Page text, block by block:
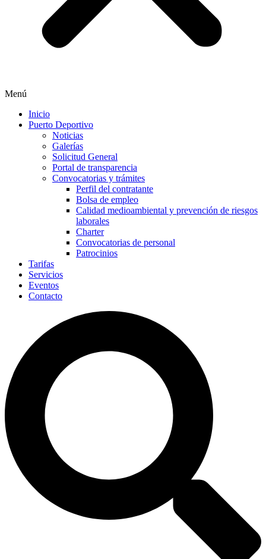
Menú
Inicio
Puerto Deportivo
Noticias
Galerías
Solicitud General
Portal de transparencia
Convocatorias y trámites
Perfil del contratante
Bolsa de empleo
Calidad medioambiental y prevención de riesgos
laborales
Charter
Convocatorias de personal
Patrocinios
Tarifas
Servicios
Eventos
Contacto